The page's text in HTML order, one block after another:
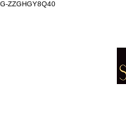
G-ZZGHGY8Q40